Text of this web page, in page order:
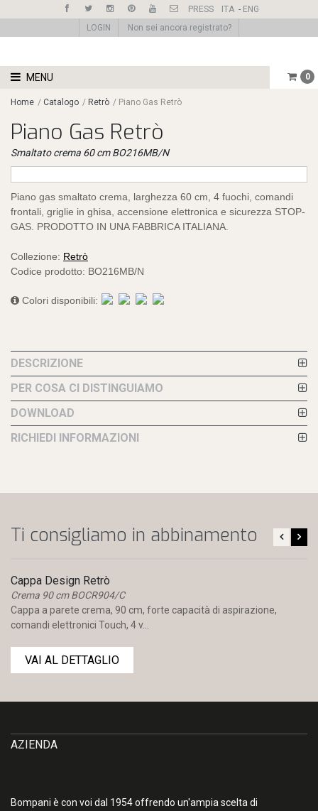
PRESS ITA - ENG
LOGIN
Non sei ancora registrato?
MENU 0
Home / Catalogo / Retrò / Piano Gas Retrò
Piano Gas Retrò
Smaltato crema 60 cm BO216MB/N
Piano gas smaltato crema, larghezza 60 cm, 4 fuochi, comandi
frontali, griglie in ghisa, accensione elettronica e sicurezza STOP-
GAS. PRODOTTO IN UNA FABBRICA ITALIANA.
Collezione: Retrò
Codice prodotto: BO216MB/N
Colori disponibili:
DESCRIZIONE
PER COSA CI DISTINGUIAMO
DOWNLOAD
RICHIEDI INFORMAZIONI
Ti consigliamo in abbinamento
Cappa Design Retrò
Crema 90 cm BOCR904/C
Cappa a parete crema, 90 cm, forte capacità di aspirazione,
comandi elettronici Touch, 4 v...
VAI AL DETTAGLIO
AZIENDA
Bompani è con voi dal 1954 offrendo un'ampia scelta di